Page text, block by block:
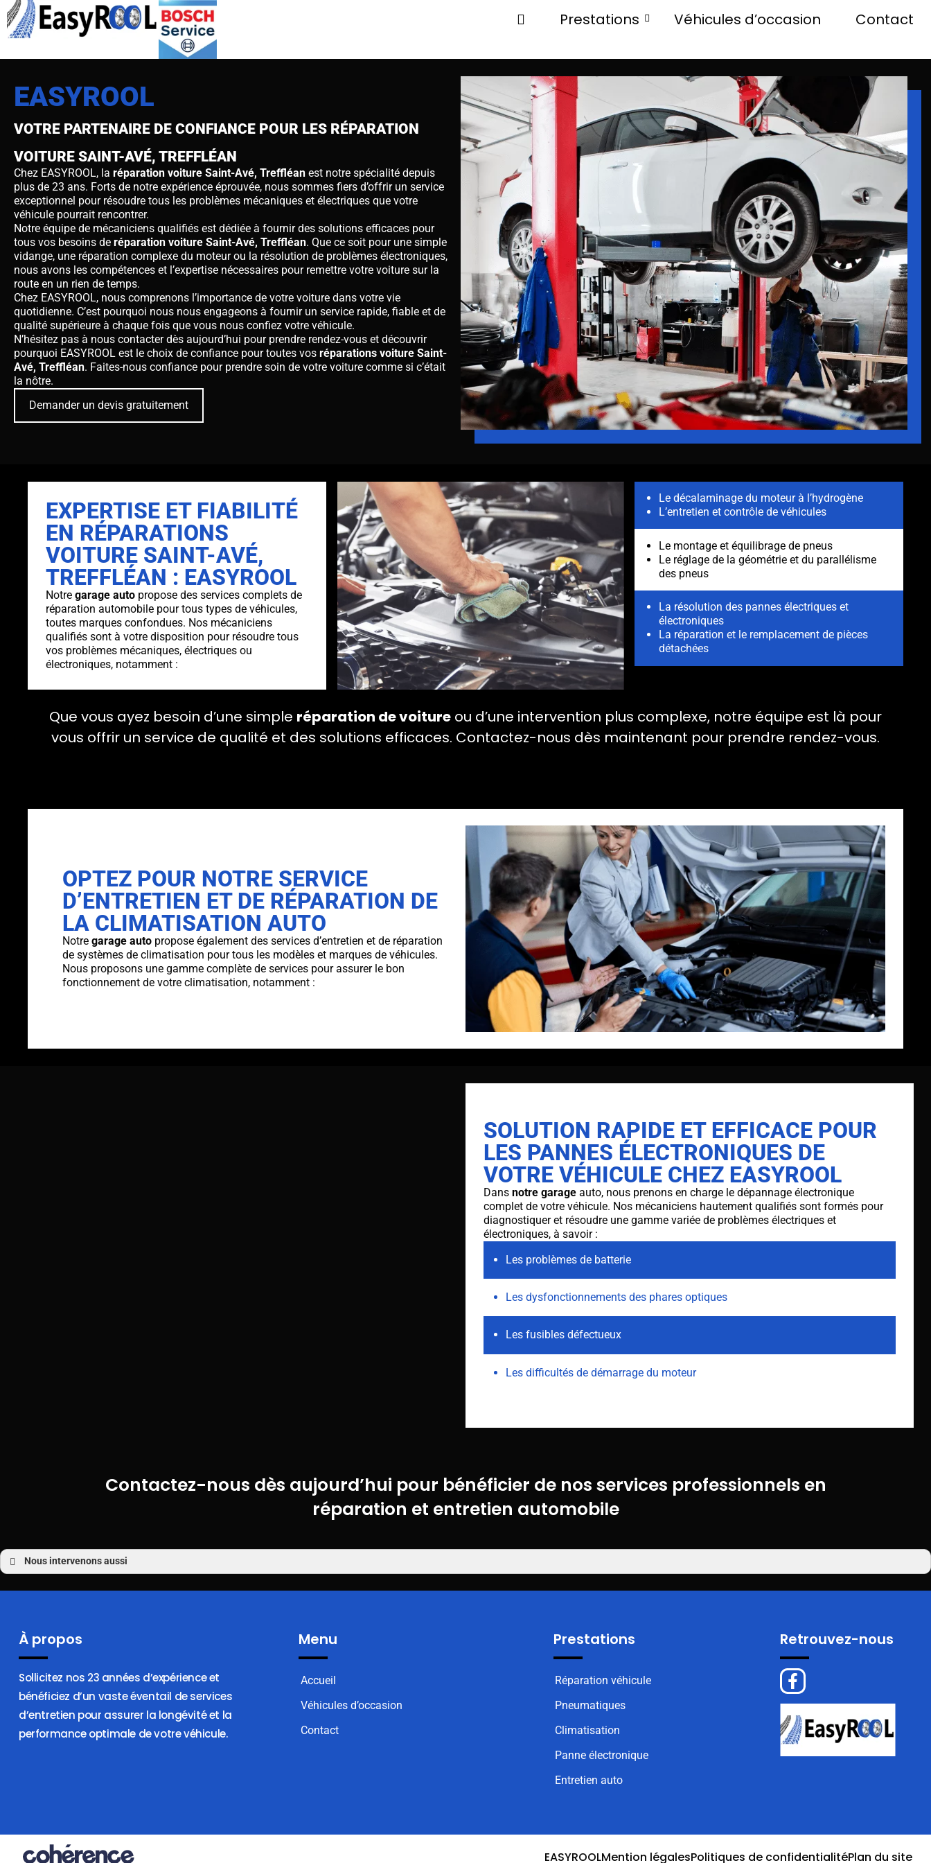
Prestations Véhicules d’occasion Contact
EASYROOL
VOTRE PARTENAIRE DE CONFIANCE POUR LES RÉPARATION
VOITURE SAINT-AVÉ, TREFFLÉAN
Chez EASYROOL, la réparation voiture Saint-Avé, Treffléan est notre spécialité depuis
plus de 23 ans. Forts de notre expérience éprouvée, nous sommes fiers d’offrir un service
exceptionnel pour résoudre tous les problèmes mécaniques et électriques que votre
véhicule pourrait rencontrer.
Notre équipe de mécaniciens qualifiés est dédiée à fournir des solutions efficaces pour
tous vos besoins de réparation voiture Saint-Avé, Treffléan. Que ce soit pour une simple
vidange, une réparation complexe du moteur ou la résolution de problèmes électroniques,
nous avons les compétences et l’expertise nécessaires pour remettre votre voiture sur la
route en un rien de temps.
Chez EASYROOL, nous comprenons l’importance de votre voiture dans votre vie
quotidienne. C’est pourquoi nous nous engageons à fournir un service rapide, fiable et de
qualité supérieure à chaque fois que vous nous confiez votre véhicule.
N’hésitez pas à nous contacter dès aujourd’hui pour prendre rendez-vous et découvrir
pourquoi EASYROOL est le choix de confiance pour toutes vos réparations voiture Saint-
Avé, Treffléan. Faites-nous confiance pour prendre soin de votre voiture comme si c’était
la nôtre.
Demander un devis gratuitement
EXPERTISE ET FIABILITÉ
EN RÉPARATIONS
VOITURE SAINT-AVÉ,
TREFFLÉAN : EASYROOL
Notre garage autopropose des services complets de
réparation automobile pour tous types de véhicules,
toutes marques confondues. Nos mécaniciens
qualifiés sont à votre disposition pour résoudre tous
vos problèmes mécaniques, électriques ou
électroniques, notamment :
Le décalaminage du moteur à l’hydrogène
L’entretien et contrôle de véhicules
Le montage et équilibrage de pneus
Le réglage de la géométrie et du parallélisme
des pneus
La résolution des pannes électriques et
électroniques
La réparation et le remplacement de pièces
détachées
Que vous ayez besoin d’une simple réparation de voiture ou d’une intervention plus complexe, notre équipe est là pour
vous offrir un service de qualité et des solutions efficaces. Contactez-nous dès maintenant pour prendre rendez-vous.
OPTEZ POUR NOTRE SERVICE
D’ENTRETIEN ET DE RÉPARATION DE
LA CLIMATISATION AUTO
Notre garage autopropose également des services d’entretien et de réparation
de systèmes de climatisation pour tous les modèles et marques de véhicules.
Nous proposons une gamme complète de services pour assurer le bon
fonctionnement de votre climatisation, notamment :
SOLUTION RAPIDE ET EFFICACE POUR
LES PANNES ÉLECTRONIQUES DE
VOTRE VÉHICULE CHEZ EASYROOL
Dans notre garageauto, nous prenons en charge le dépannage électronique
complet de votre véhicule. Nos mécaniciens hautement qualifiés sont formés pour
diagnostiquer et résoudre une gamme variée de problèmes électriques et
électroniques, à savoir :
Les problèmes de batterie
Les dysfonctionnements des phares optiques
Les fusibles défectueux
Les difficultés de démarrage du moteur
Contactez-nous dès aujourd’hui pour bénéficier de nos services professionnels en
réparation et entretien automobile
Nous intervenons aussi
Réparation voiture Saint-Avé
Réparation voiture Theix
Réparation voiture Presqu’île de Rhuys
Réparation voiture Sarzeau
Réparation voiture Vannes
À propos
Sollicitez nos 23 années d’expérience et
bénéficiez d’un vaste éventail de services
d’entretien pour assurer la longévité et la
performance optimale de votre véhicule.
Menu
Accueil
Véhicules d’occasion
Contact
Prestations
Réparation véhicule
Pneumatiques
Climatisation
Panne électronique
Entretien auto
Retrouvez-nous
EASYROOLMention légalesPolitiques de confidentialitéPlan du site